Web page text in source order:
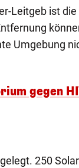
Leitgeb ist
Umgebung
gegen
250